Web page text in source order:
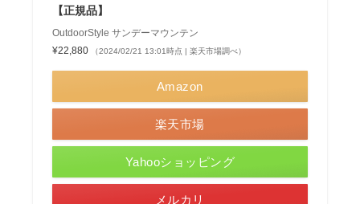
【正規品】
OutdoorStyle サンデーマウンテン
¥22,880
（2024/02/21 13:01時点 | 楽天市場調べ）
Amazon
楽天市場
Yahooショッピング
メルカリ